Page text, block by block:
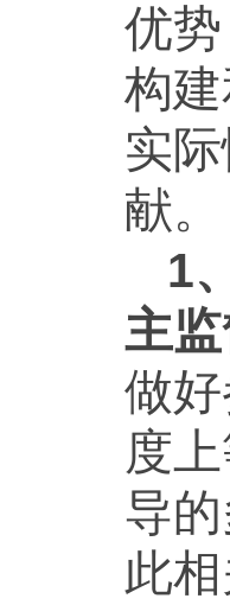
优
构
实
献。
1
主监
做
度
导
此